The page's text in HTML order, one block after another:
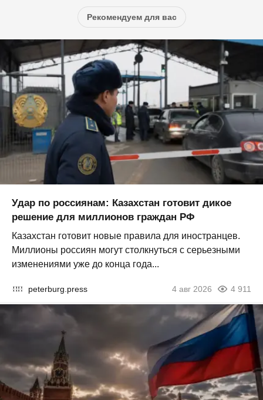
Рекомендуем для вас
Удар по россиянам: Казахстан готовит дикое
решение для миллионов граждан РФ
Казахстан готовит новые правила для иностранцев.
Миллионы россиян могут столкнуться с серьезными
изменениями уже до конца года...
peterburg.press 4 авг 2026 4 911